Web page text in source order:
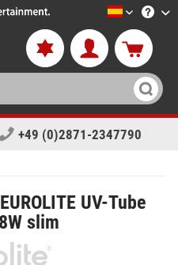
LTT-
+49 (0)2871-2347790
UV-Tube
slim